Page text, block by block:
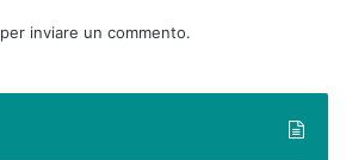
per inviare un commento.